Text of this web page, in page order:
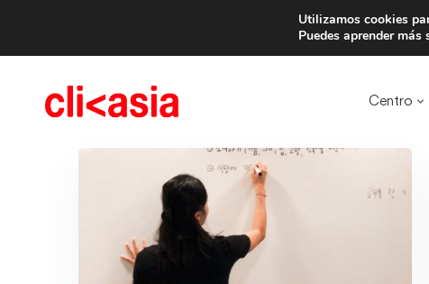
Trae a
Centro
Utilizamos cookies
Puedes aprender